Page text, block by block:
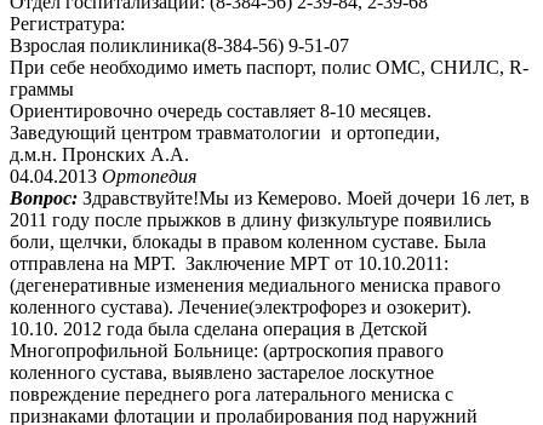
Регистратура:
Взрослая поликлиника(8-384-56) 9-51-07
При себе необходимо иметь паспорт, полис ОМС, СНИЛС, R-
граммы
Ориентировочно очередь составляет 8-10 месяцев.
Заведующий центром травматологии и ортопедии,
д.м.н. Пронских А.А.
04.04.2013 Ортопедия
Вопрос: Здравствуйте!Мы из Кемерово. Моей дочери 16 лет, в
2011 году после прыжков в длину физкультуре появились
боли, щелчки, блокады в правом коленном суставе. Была
отправлена на МРТ. Заключение МРТ от 10.10.2011:
(дегенеративные изменения медиального мениска правого
коленного сустава). Лечение(электрофорез и озокерит).
10.10. 2012 года была сделана операция в Детской
Многопрофильной Больнице: (артроскопия правого
коленного сустава, выявлено застарелое лоскутное
повреждение переднего рога латерального мениска с
признаками флотации и пролабирования под наружний